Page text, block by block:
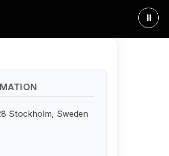
⏸
Stockholm, Sweden